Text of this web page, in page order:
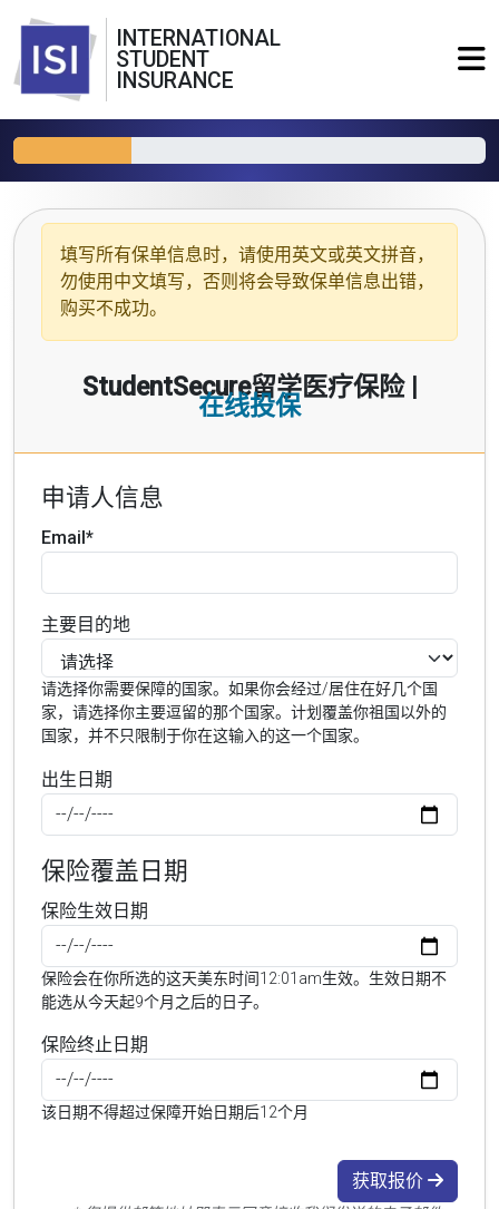
INTERNATIONAL
STUDENT
INSURANCE
填写所有保单信息时，请使用 英文或英文拼音，
勿使用中文填写，否则将会导致保单信息出错，
购买不成功。
StudentSecure留学医疗保险 |
在线投保
申请人信息
Email*
主要目的地
请选择你需要保障的国家。如果你会经过/居住在好几个国
家，请选择你主要逗留的那个国家。计划覆盖你祖国以外的
国家，并不只限制于你在这输入的这一个国家。
出生日期
保险覆盖日期
保险生效日期
保险会在你所选的这天美东时间12:01am生效。生效日期不
能选从今天起9个月之后的日子。
保险终止日期
该日期不得超过保障开始日期后12个月
获取报价